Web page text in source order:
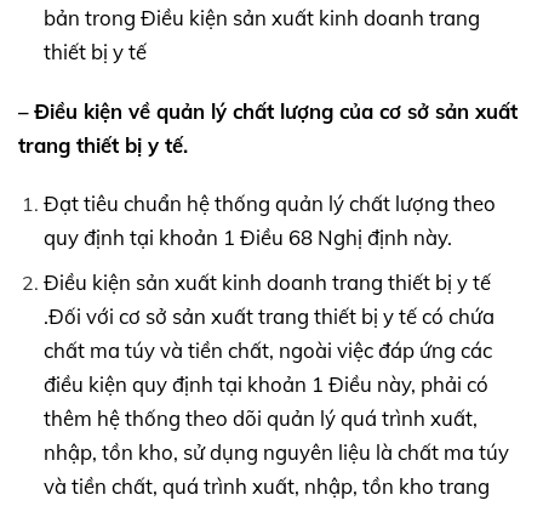
bản trong Điều kiện sản xuất kinh doanh trang
thiết bị y tế
– Điều kiện về quản lý chất lượng của cơ sở sản xuất
trang thiết bị y tế.
Đạt tiêu chuẩn hệ thống quản lý chất lượng theo
quy định tại khoản 1 Điều 68 Nghị định này.
Điều kiện sản xuất kinh doanh trang thiết bị y tế
.Đối với cơ sở sản xuất trang thiết bị y tế có chứa
chất ma túy và tiền chất, ngoài việc đáp ứng các
điều kiện quy định tại khoản 1 Điều này, phải có
thêm hệ thống theo dõi quản lý quá trình xuất,
nhập, tồn kho, sử dụng nguyên liệu là chất ma túy
và tiền chất, quá trình xuất, nhập, tồn kho trang